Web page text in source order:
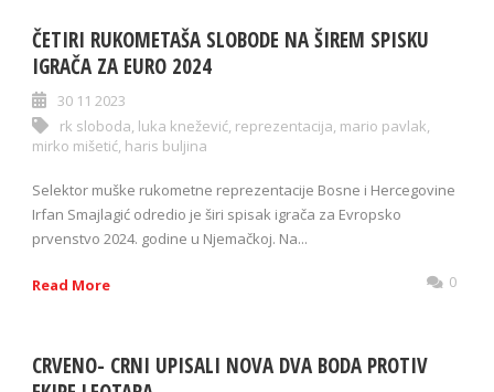
ČETIRI RUKOMETAŠA SLOBODE NA ŠIREM SPISKU
IGRAČA ZA EURO 2024
30 11 2023
rk sloboda, luka knežević, reprezentacija, mario pavlak,
mirko mišetić, haris buljina
Selektor muške rukometne reprezentacije Bosne i Hercegovine
Irfan Smajlagić odredio je širi spisak igrača za Evropsko
prvenstvo 2024. godine u Njemačkoj. Na...
Read More 0
CRVENO- CRNI UPISALI NOVA DVA BODA PROTIV